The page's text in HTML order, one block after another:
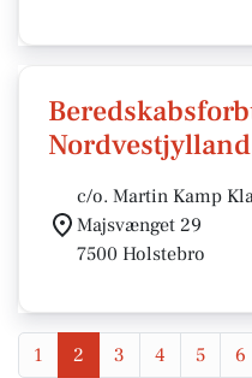
Nordvestjylland
c/o. Martin Kamp
Majsvænget 29
7500 Holstebro
1 2 3 4 5 6